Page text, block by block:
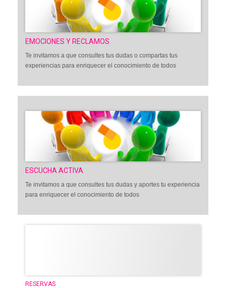
EMOCIONES Y RECLAMOS
Te invitamos a que consultes tus dudas o compartas tus
experiencias para enriquecer el conocimiento de todos
ESCUCHA ACTIVA
Te invitamos a que consultes tus dudas y aportes tu experiencia
para enriquecer el conocimiento de todos
RESERVAS